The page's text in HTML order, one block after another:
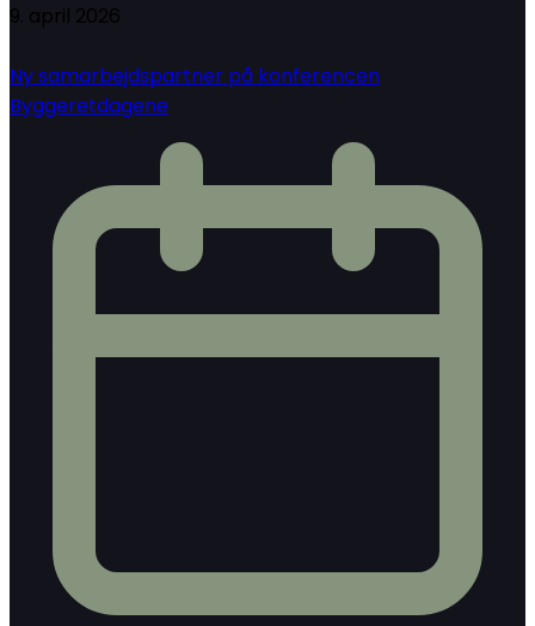
9. april 2026
Ny samarbejdspartner på konferencen
Byggeretdagene